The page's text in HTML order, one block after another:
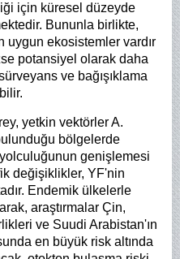
için küresel düzeyde
Bununla birlikte,
uygun ekosistemler vardır
potansiyel olarak daha
ve bağışıklama
yetkin vektörler A.
bölgelerde
genişlemesi
değişiklikler, YF'nin
Endemik ülkelerle
araştırmalar Çin,
ve Suudi Arabistan'ın
en büyük risk altında